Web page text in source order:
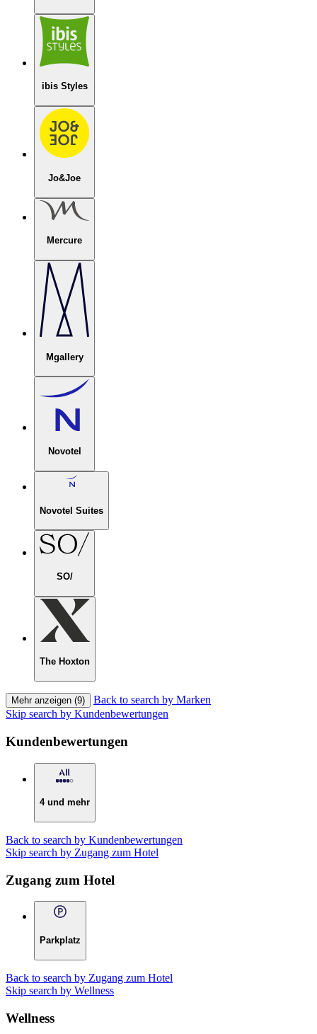
ibis Styles
Jo&Joe
Mercure
Mgallery
Novotel
Novotel Suites
SO/
The Hoxton
Mehr anzeigen (9)
Back to search by Marken
Skip search by Kundenbewertungen
Kundenbewertungen
4 und mehr
Back to search by Kundenbewertungen
Skip search by Zugang zum Hotel
Zugang zum Hotel
Parkplatz
Back to search by Zugang zum Hotel
Skip search by Wellness
Wellness